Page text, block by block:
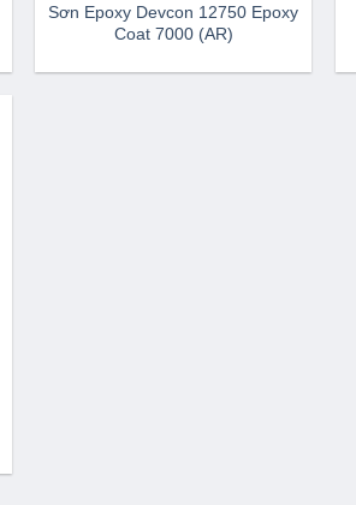
Sơn Epoxy Devcon 12750 Epoxy
Coat 7000 (AR)